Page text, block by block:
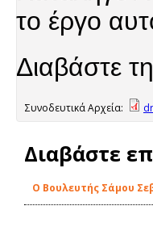
το έργο
Διαβάστε
Συνοδευτικά Αρχεία:
Διαβάστε
Ο Βουλευτής Σάμου